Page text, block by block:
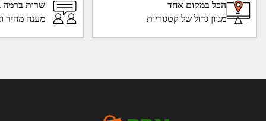
הכל במקום אחד
מגוון גדול של קטגוריות
שרות ברמה
מענה מהיר